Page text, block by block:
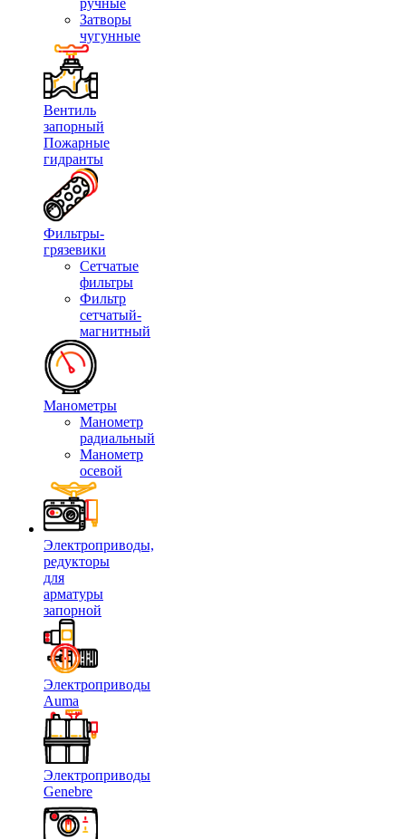
ручные
Затворы
чугунные
Вентиль
запорный
Пожарные
гидранты
Фильтры-
грязевики
Сетчатые
фильтры
Фильтр
сетчатый-
магнитный
Манометры
Манометр
радиальный
Манометр
осевой
Электроприводы,
редукторы
для
арматуры
запорной
Электроприводы
Auma
Электроприводы
Genebre